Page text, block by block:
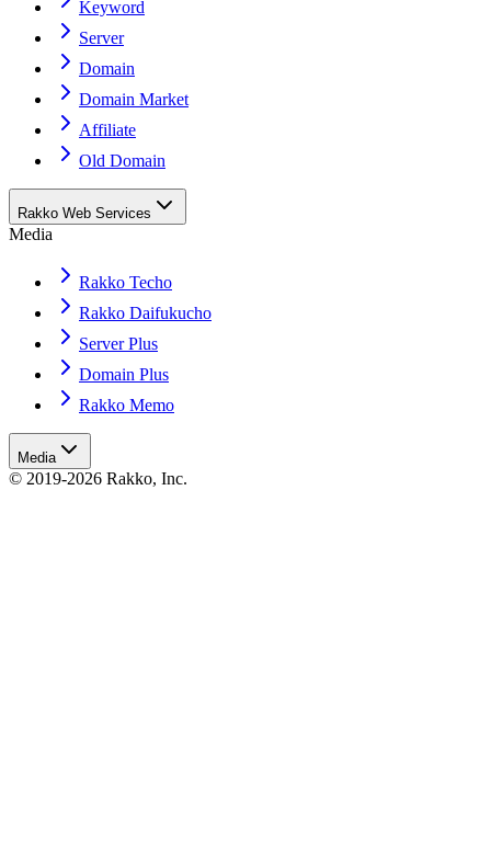
Keyword
Server
Domain
Domain Market
Affiliate
Old Domain
Rakko Web Services
Media
Rakko Techo
Rakko Daifukucho
Server Plus
Domain Plus
Rakko Memo
Media
© 2019-2026 Rakko, Inc.